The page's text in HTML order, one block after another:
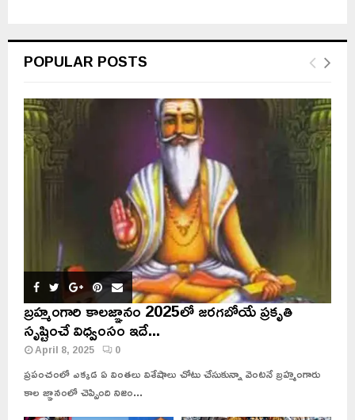
POPULAR POSTS
బ్రహ్మంగారి కాలజ్ఞానం 2025లో జరగబోయే ప్రకృతి
సృష్టించే విధ్వంసం ఇదే...
April 8, 2025 0
ప్రపంచంలో ఎక్కడ ఏ వింతలు విశేషాలు చోటు చేసుకున్నా వెంటనే బ్రహ్మంగారు
కాల జ్ఞానంలో చెప్పింది నిజం...